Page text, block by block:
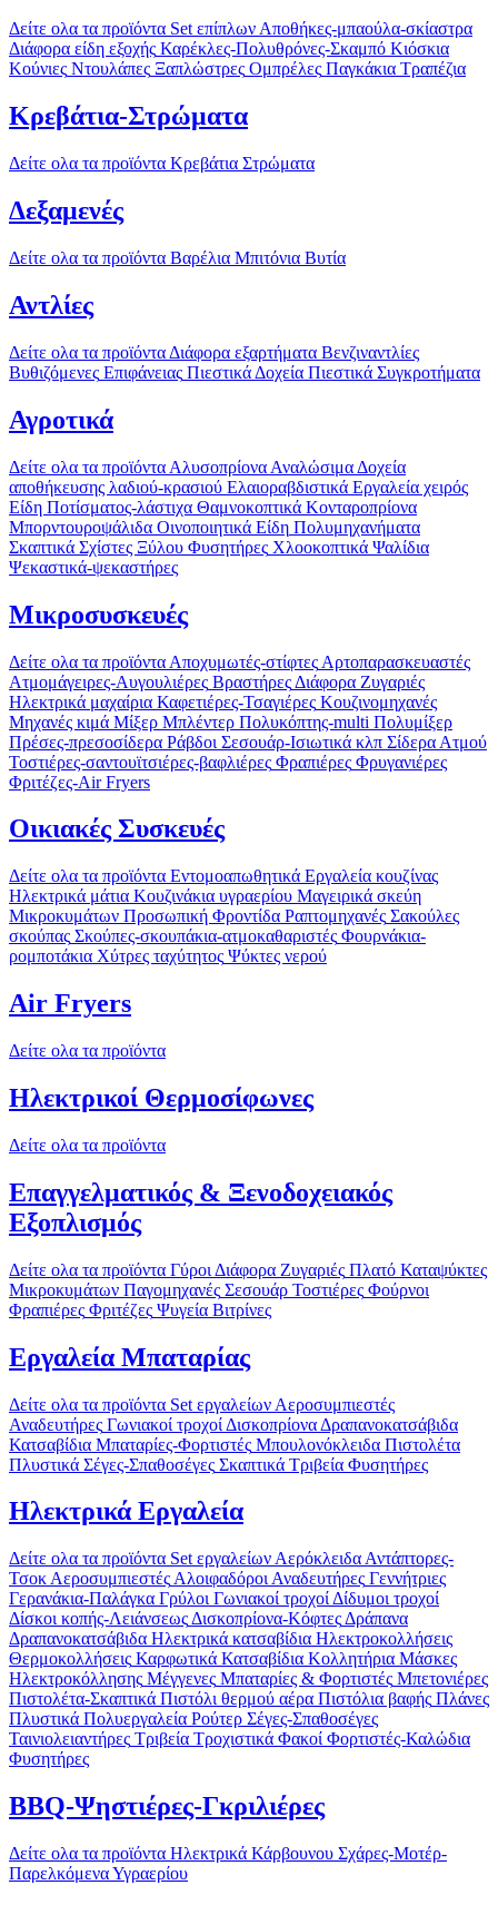
Δείτε ολα τα προϊόντα Set επίπλωνΑποθήκες-μπαούλα-σκίαστρα
Διάφορα είδη εξοχής Καρέκλες-Πολυθρόνες-Σκαμπό Κιόσκια
Κούνιες Ντουλάπες Ξαπλώστρες Ομπρέλες Παγκάκια Τραπέζια
Κρεβάτια-Στρώματα
Δείτε ολα τα προϊόντα Κρεβάτια Στρώματα
Δεξαμενές
Δείτε ολα τα προϊόντα Βαρέλια Μπιτόνια Βυτία
Αντλίες
Δείτε ολα τα προϊόντα Διάφορα εξαρτήματα Βενζιναντλίες
Βυθιζόμενες Επιφάνειας Πιεστικά Δοχεία Πιεστικά Συγκροτήματα
Αγροτικά
Δείτε ολα τα προϊόντα Αλυσοπρίονα Αναλώσιμα Δοχεία
αποθήκευσης λαδιού-κρασιού Ελαιοραβδιστικά Εργαλεία χειρός
Είδη Ποτίσματος-λάστιχα Θαμνοκοπτικά Κονταροπρίονα
Μπορντουροψάλιδα Οινοποιητικά Είδη Πολυμηχανήματα
Σκαπτικά Σχίστες Ξύλου Φυσητήρες Χλοοκοπτικά Ψαλίδια
Ψεκαστικά-ψεκαστήρες
Μικροσυσκευές
Δείτε ολα τα προϊόντα Αποχυμωτές-στίφτες Αρτοπαρασκευαστές
Ατμομάγειρες-Αυγουλιέρες Βραστήρες Διάφορα Ζυγαριές
Ηλεκτρικά μαχαίρια Καφετιέρες-Τσαγιέρες Κουζινομηχανές
Μηχανές κιμά Μίξερ Μπλέντερ Πολυκόπτης-multi Πολυμίξερ
Πρέσες-πρεσοσίδερα Ράβδοι Σεσουάρ-Ισιωτικά κλπ Σίδερα Ατμού
Τοστιέρες-σαντουϊτσιέρες-βαφλιέρες Φραπιέρες Φρυγανιέρες
Φριτέζες-Air Fryers
Οικιακές Συσκευές
Δείτε ολα τα προϊόντα Εντομοαπωθητικά Εργαλεία κουζίνας
Ηλεκτρικά μάτια Κουζινάκια υγραερίου Μαγειρικά σκεύη
Μικροκυμάτων Προσωπική Φροντίδα Ραπτομηχανές Σακούλες
σκούπας Σκούπες-σκουπάκια-ατμοκαθαριστές Φουρνάκια-
ρομποτάκια Χύτρες ταχύτητος Ψύκτες νερού
Air Fryers
Δείτε ολα τα προϊόντα
Ηλεκτρικοί Θερμοσίφωνες
Δείτε ολα τα προϊόντα
Επαγγελματικός & Ξενοδοχειακός
Εξοπλισμός
Δείτε ολα τα προϊόντα Γύροι Διάφορα Ζυγαριές Πλατό Καταψύκτες
Μικροκυμάτων Παγομηχανές Σεσουάρ Τοστιέρες Φούρνοι
Φραπιέρες Φριτέζες Ψυγεία Βιτρίνες
Εργαλεία Μπαταρίας
Δείτε ολα τα προϊόντα Set εργαλείων Αεροσυμπιεστές
Αναδευτήρες Γωνιακοί τροχοί Δισκοπρίονα Δραπανοκατσάβιδα
Κατσαβίδια Μπαταρίες-Φορτιστές Μπουλονόκλειδα Πιστολέτα
Πλυστικά Σέγες-Σπαθοσέγες Σκαπτικά Τριβεία Φυσητήρες
Ηλεκτρικά Εργαλεία
Δείτε ολα τα προϊόντα Set εργαλείων Αερόκλειδα Αντάπτορες-
Τσοκ Αεροσυμπιεστές Αλοιφαδόροι Αναδευτήρες Γεννήτριες
Γερανάκια-Παλάγκα Γρύλοι Γωνιακοί τροχοί Δίδυμοι τροχοί
Δίσκοι κοπής-Λειάνσεως Δισκοπρίονα-Κόφτες Δράπανα
Δραπανοκατσάβιδα Ηλεκτρικά κατσαβίδια Ηλεκτροκολλήσεις
Θερμοκολλήσεις Καρφωτικά Κατσαβίδια Κολλητήρια Μάσκες
Ηλεκτροκόλλησης Μέγγενες Μπαταρίες & Φορτιστές Μπετονιέρες
Πιστολέτα-Σκαπτικά Πιστόλι θερμού αέρα Πιστόλια βαφής Πλάνες
Πλυστικά Πολυεργαλεία Ρούτερ Σέγες-Σπαθοσέγες
Ταινιολειαντήρες Τριβεία Τροχιστικά Φακοί Φορτιστές-Καλώδια
Φυσητήρες
BBQ-Ψηστιέρες-Γκριλιέρες
Δείτε ολα τα προϊόντα Ηλεκτρικά Κάρβουνου Σχάρες-Μοτέρ-
ΠαρελκόμεναΥγραερίου